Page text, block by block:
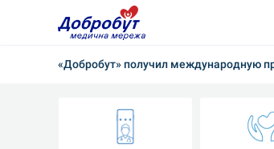
«Добробут» получил международную